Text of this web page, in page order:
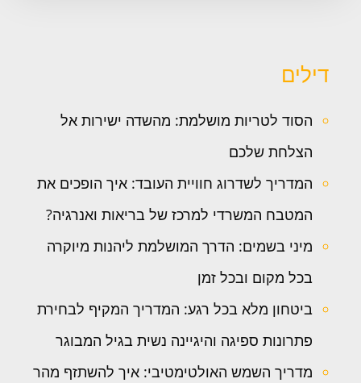
דילים
הסוד לטריות מושלמת: מהשדה ישירות אל
הצלחת שלכם
המדריך לשדרוג חוויית העובד: איך הופכים את
המטבח המשרדי למרכז של בריאות ואנרגיה?
מיני בשמים: הדרך המושלמת ליהנות מיוקרה
בכל מקום ובכל זמן
ביטחון מלא בכל רגע: המדריך המקיף לבחירת
פתרונות ספיגה והיגיינה נשית בגיל המבוגר
מדריך השמש האולטימטיבי: איך להשתזף מהר